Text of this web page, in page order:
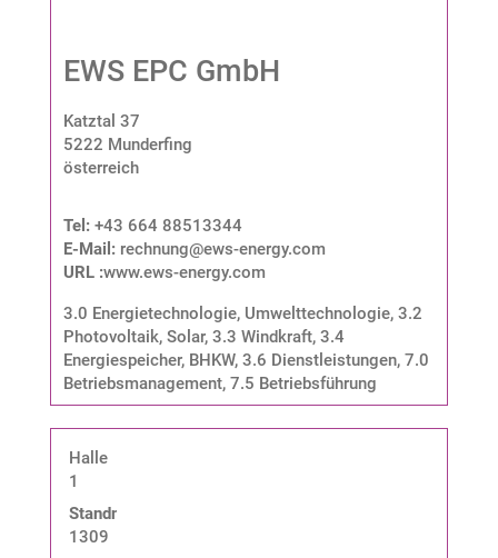
EWS EPC GmbH
Katztal 37
5222 Munderfing
österreich
Tel: +43 664 88513344
E-Mail: rechnung@ews-energy.com
URL :www.ews-energy.com
3.0 Energietechnologie, Umwelttechnologie, 3.2
Photovoltaik, Solar, 3.3 Windkraft, 3.4
Energiespeicher, BHKW, 3.6 Dienstleistungen, 7.0
Betriebsmanagement, 7.5 Betriebsführung
Halle
1
Standnummer:
1309